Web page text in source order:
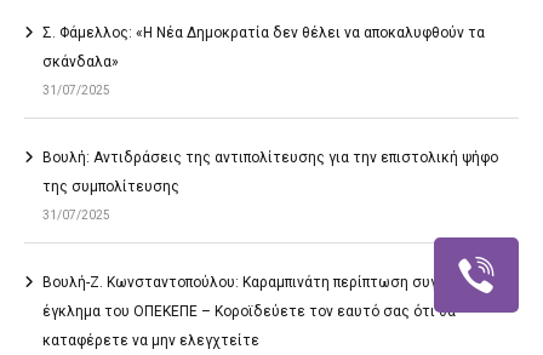
Σ. Φάμελλος: «Η Νέα Δημοκρατία δεν θέλει να αποκαλυφθούν τα
σκάνδαλα»
31/07/2025
Βουλή: Αντιδράσεις της αντιπολίτευσης για την επιστολική ψήφο
της συμπολίτευσης
31/07/2025
Βουλή-Ζ. Κωνσταντοπούλου: Καραμπινάτη περίπτωση συγκάλυψης το
έγκλημα του ΟΠΕΚΕΠΕ – Κοροϊδεύετε τον εαυτό σας ότι θα
καταφέρετε να μην ελεγχτείτε